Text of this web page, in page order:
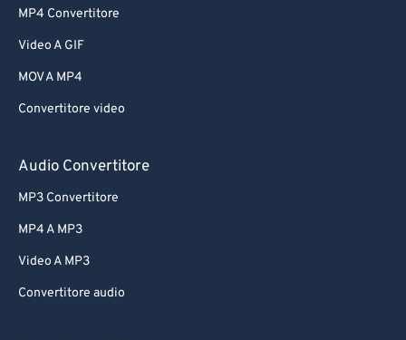
MP4 Convertitore
Video A GIF
MOV A MP4
Convertitore video
Audio Convertitore
MP3 Convertitore
MP4 A MP3
Video A MP3
Convertitore audio